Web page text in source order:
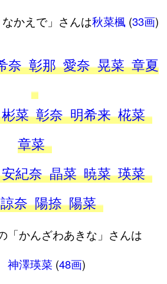
かえで」さんは秋菜楓(33画)
奈 彰那 愛奈 晃菜 章夏
彬菜 彰奈 明希来 椛菜
章菜
安紀奈 晶菜 暁菜 瑛菜
諒奈 陽捺 陽菜
「かんざわあきな」さんは
神澤瑛菜 (48画)